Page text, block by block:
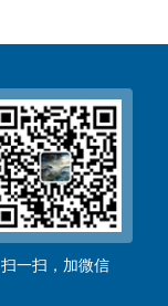
扫一扫，加微信